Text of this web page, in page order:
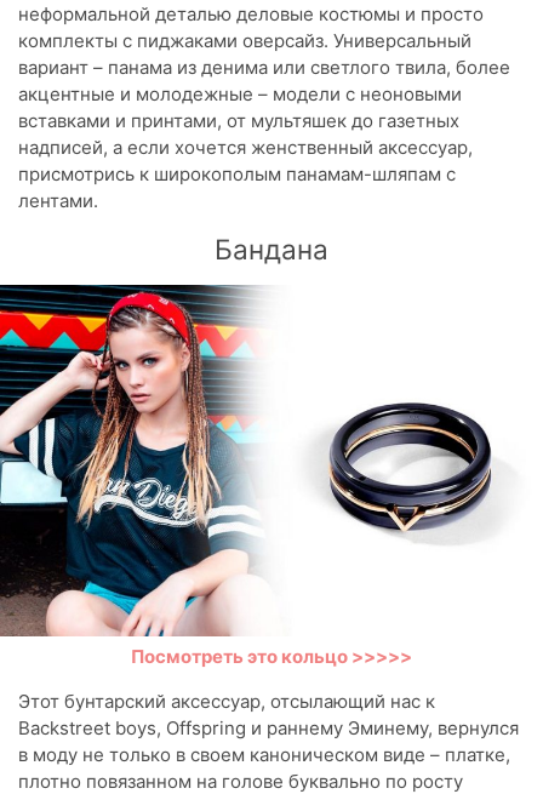
неформальной деталью деловые костюмы и просто
комплекты с пиджаками оверсайз. Универсальный
вариант – панама из денима или светлого твила, более
акцентные и молодежные – модели с неоновыми
вставками и принтами, от мультяшек до газетных
надписей, а если хочется женственный аксессуар,
присмотрись к широкополым панамам-шляпам с
лентами.
Бандана
Посмотреть это кольцо >>>>>
Этот бунтарский аксессуар, отсылающий нас к
Backstreet boys, Offspring и раннему Эминему, вернулся
в моду не только в своем каноническом виде – платке,
плотно повязанном на голове буквально по росту